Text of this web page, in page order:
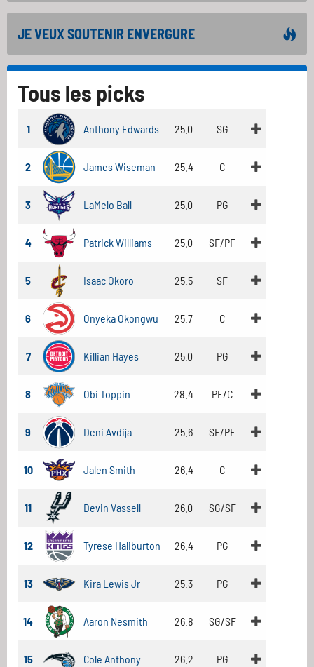
JE VEUX SOUTENIR ENVERGURE
Tous les picks
1 Anthony Edwards 25.0 SG
2 James Wiseman 25.4 C
3 LaMelo Ball 25.0 PG
4 Patrick Williams 25.0 SF/PF
5 Isaac Okoro 25.5 SF
6 Onyeka Okongwu 25.7 C
7 Killian Hayes 25.0 PG
8 Obi Toppin 28.4 PF/C
9 Deni Avdija 25.6 SF/PF
10 Jalen Smith 26.4 C
11 Devin Vassell 26.0 SG/SF
12 Tyrese Haliburton 26.4 PG
13 Kira Lewis Jr 25.3 PG
14 Aaron Nesmith 26.8 SG/SF
15 Cole Anthony 26.2 PG